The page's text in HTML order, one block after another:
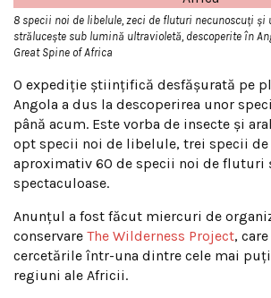
8 specii noi de libelule, zeci de fluturi necunoscuți și
strălucește sub lumină ultravioletă, descoperite în
Great Spine of Africa
O expediție științifică desfășurată pe
Angola a dus la descoperirea unor
până acum. Este vorba de insecte și
opt specii noi de libelule, trei specii de
aproximativ 60 de specii noi de
spectaculoase.
Anunțul a fost făcut miercuri de
conservare The Wilderness Project,
cercetările într-una dintre cele mai
regiuni ale Africii.